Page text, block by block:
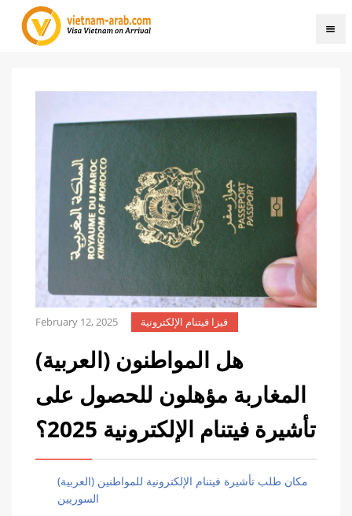
February 12, 2025 فيزا فيتنام الإلكترونية
(العربية) هل المواطنون
المغاربة مؤهلون للحصول على
تأشيرة فيتنام الإلكترونية 2025؟
(العربية) مكان طلب تأشيرة فيتنام الإلكترونية للمواطنين
السوريين